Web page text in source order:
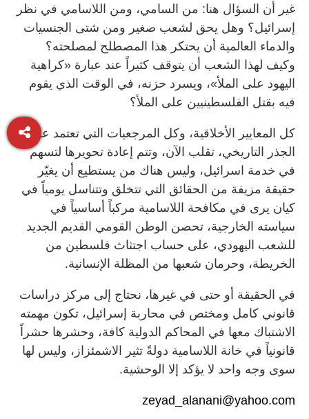
غير أن السؤال هنا: من السامي، ومن اللاسامي في نظر
إسرائيل؟ وهل يحق لشعب صغير ومن شتى الجنسيات
والدماء العالمية أن يحتكر هذا المصطلح لمصلحته؟
وكيف لهذا الشعب أن يتوقف كثيراً عند عبارة «كراهية
اليهود على الملأ»، ويسرد حزنه، في الوقت الذي يقوم
فيه بقتل الفلسطينيين على الملأ؟
كل المعايير الأخلاقية، وكل المرجعيات التي تعتمد على
الجذر التاريخي، تقلب الآن، وتتم إعادة تحويرها لتسهم
في خدمة اسرائيل، وليس هناك من يستطيع أن يغيّر
حقيقة مزيفة من الحقائق التي تتخلق وتتناسل يومياً في
كيان يرى في مكافحة اللاسامية مركباً أساسياً في
سياسته الخارجية، تحصن الوطن القومي القديم الجديد
للشعب اليهودي، على حساب اجتثاث فلسطين من
الخريطة، وحرمان شعبها من المظلة الإنسانية.
في الحقيقة أو حتى في غيرها، نحتاج إلى مركز دراسات
قانوني كامل ومختص في محاربة إسرائيل، تكون مهمته
الاشتباك معها في المحاكم الدولية كافة، وحشرها حشراً
قانونياً في خانة اللاسامية دولةً تثير الاشمئزاز، وليس لها
سوى وجه واحد لا يؤكد إلا الوحشية.
zeyad_alanani@yahoo.com